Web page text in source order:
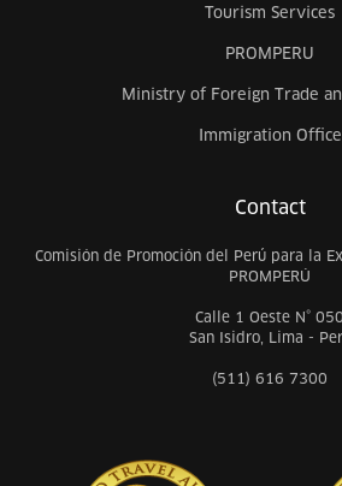
Tourism Services
PROMPERU
Ministry of Foreign Trade
Immigration Office
Contact
Comisión de Promoción del Perú para la
PROMPERÚ
Calle 1 Oeste N° 050
San Isidro, Lima -
(511) 616 7300